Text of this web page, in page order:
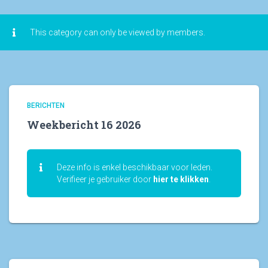
This category can only be viewed by members.
BERICHTEN
Weekbericht 16 2026
Deze info is enkel beschikbaar voor leden.
Verifieer je gebruiker door hier te klikken